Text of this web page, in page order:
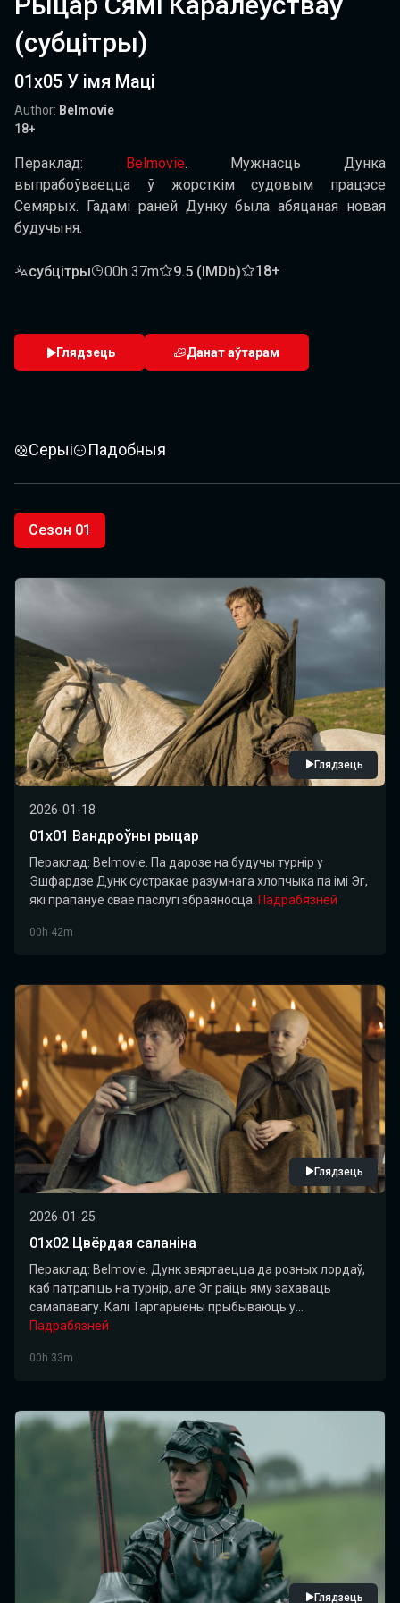
(субцітры)
01х05 У імя Маці
Author: Belmovie
18+
Пераклад: Belmovie. Мужнасць Дунка
выпрабоўваецца ў жорсткім судовым працэсе
Семярых. Гадамі раней Дунку была абяцаная новая
будучыня.
субцітры 00h 37m 9.5 (IMDb) 18+
Глядзець Данат аўтарам
Серыі Падобныя
Сезон 01
Глядзець
2026-01-18
01х01 Вандроўны рыцар
Пераклад: Belmovie. Па дарозе на будучы турнір у
Эшфардзе Дунк сустракае разумнага хлопчыка па імі Эг,
які прапануе свае паслугі збраяносца. Падрабязней
00h 42m
Глядзець
2026-01-25
01х02 Цвёрдая саланіна
Пераклад: Belmovie. Дунк звяртаецца да розных лордаў,
каб патрапіць на турнір, але Эг раіць яму захаваць
самапавагу. Калі Таргарыены прыбываюць у...
Падрабязней
00h 33m
Глядзець